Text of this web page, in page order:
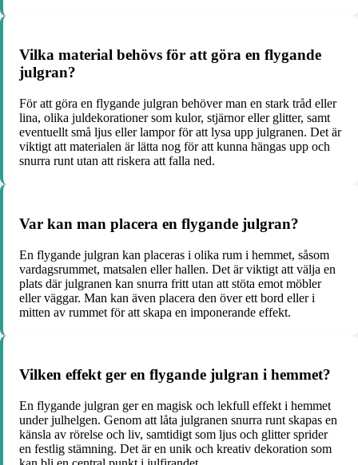
Vilka material behövs för att göra en flygande
julgran?
För att göra en flygande julgran behöver man en stark tråd eller
lina, olika juldekorationer som kulor, stjärnor eller glitter, samt
eventuellt små ljus eller lampor för att lysa upp julgranen. Det är
viktigt att materialen är lätta nog för att kunna hängas upp och
snurra runt utan att riskera att falla ned.
Var kan man placera en flygande julgran?
En flygande julgran kan placeras i olika rum i hemmet, såsom
vardagsrummet, matsalen eller hallen. Det är viktigt att välja en
plats där julgranen kan snurra fritt utan att stöta emot möbler
eller väggar. Man kan även placera den över ett bord eller i
mitten av rummet för att skapa en imponerande effekt.
Vilken effekt ger en flygande julgran i hemmet?
En flygande julgran ger en magisk och lekfull effekt i hemmet
under julhelgen. Genom att låta julgranen snurra runt skapas en
känsla av rörelse och liv, samtidigt som ljus och glitter sprider
en festlig stämning. Det är en unik och kreativ dekoration som